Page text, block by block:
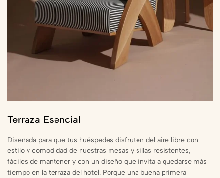
Terraza Esencial
Diseñada para que tus huéspedes disfruten del aire libre con
estilo y comodidad de nuestras mesas y sillas resistentes,
fáciles de mantener y con un diseño que invita a quedarse más
tiempo en la terraza del hotel. Porque una buena primera